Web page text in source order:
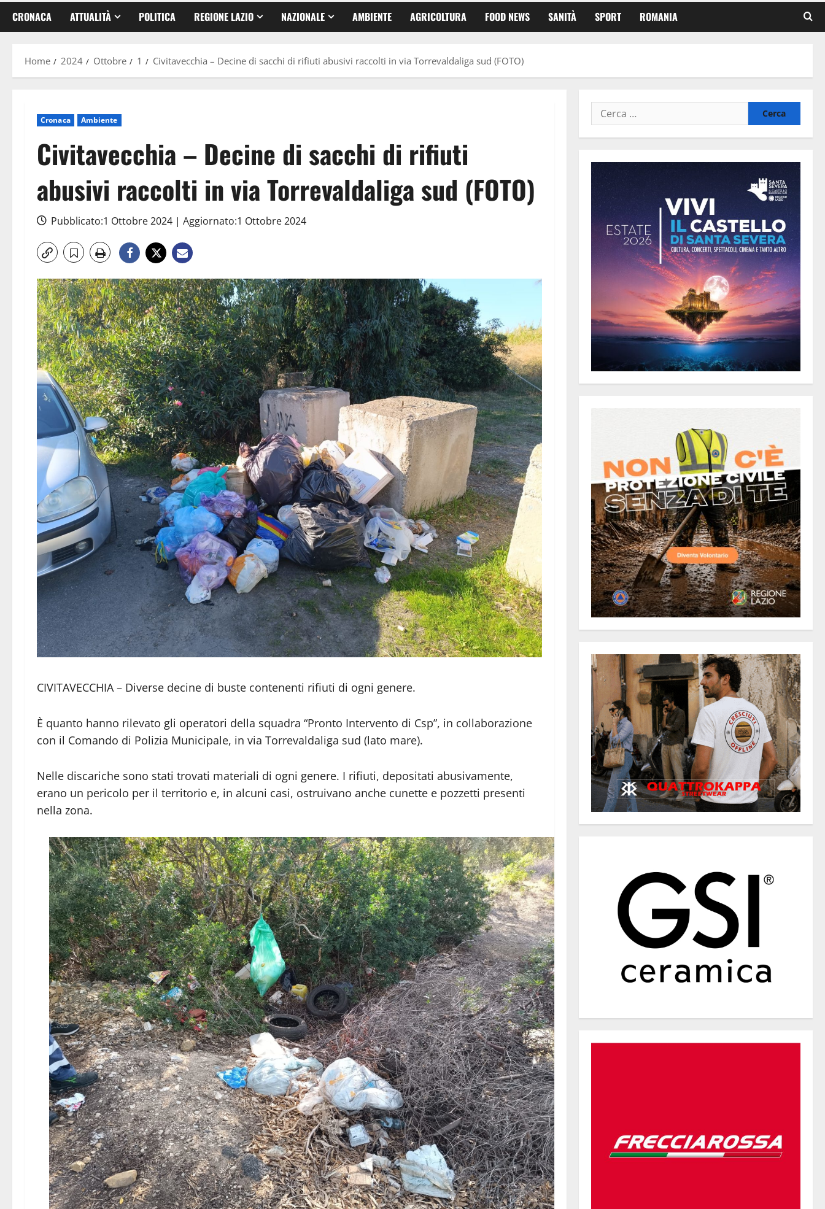
CRONACA ATTUALITÀ POLITICA REGIONE LAZIO NAZIONALE AMBIENTE AGRICOLTURA FOOD NEWS SANITÀ SPORT ROMANIA
Home 2024 Ottobre 1 Civitavecchia – Decine di sacchi di rifiuti abusivi raccolti in via Torrevaldaliga sud (FOTO)
Cronaca Ambiente
Civitavecchia – Decine di sacchi di rifiuti
abusivi raccolti in via Torrevaldaliga sud (FOTO)
Pubblicato:1 Ottobre 2024 | Aggiornato:1 Ottobre 2024
CIVITAVECCHIA – Diverse decine di buste contenenti rifiuti di ogni genere.
È quanto hanno rilevato gli operatori della squadra “Pronto Intervento di Csp”, in collaborazione
con il Comando di Polizia Municipale, in via Torrevaldaliga sud (lato mare).
Nelle discariche sono stati trovati materiali di ogni genere. I rifiuti, depositati abusivamente,
erano un pericolo per il territorio e, in alcuni casi, ostruivano anche cunette e pozzetti presenti
nella zona.
Ricerca
per: